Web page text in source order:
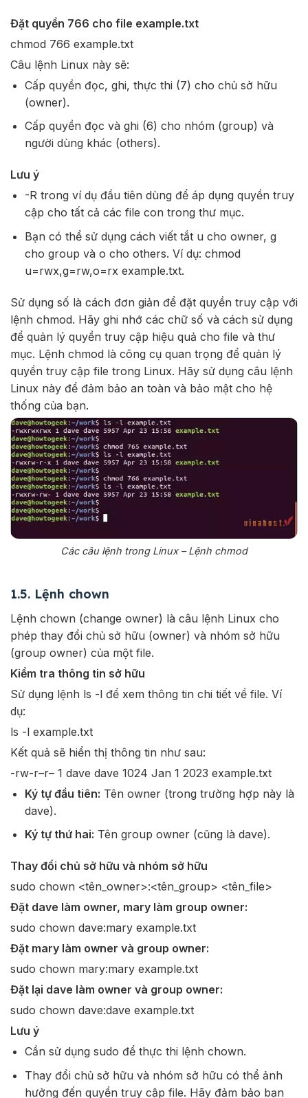
Đặt quyền 766 cho file example.txt
chmod 766 example.txt
Câu lệnh Linux này sẽ:
Cấp quyền đọc, ghi, thực thi (7) cho chủ sở hữu
(owner).
Cấp quyền đọc và ghi (6) cho nhóm (group) và
người dùng khác (others).
Lưu ý
-R trong ví dụ đầu tiên dùng để áp dụng quyền truy
cập cho tất cả các file con trong thư mục.
Bạn có thể sử dụng cách viết tắt u cho owner, g
cho group và o cho others. Ví dụ: chmod
u=rwx,g=rw,o=rx example.txt.
Sử dụng số là cách đơn giản để đặt quyền truy cập với
lệnh chmod. Hãy ghi nhớ các chữ số và cách sử dụng
để quản lý quyền truy cập hiệu quả cho file và thư
mục. Lệnh chmod là công cụ quan trọng để quản lý
quyền truy cập file trong Linux. Hãy sử dụng câu lệnh
Linux này để đảm bảo an toàn và bảo mật cho hệ
thống của bạn.
Các câu lệnh trong Linux – Lệnh chmod
1.5. Lệnh chown
Lệnh chown (change owner) là câu lệnh Linux cho
phép thay đổi chủ sở hữu (owner) và nhóm sở hữu
(group owner) của một file.
Kiểm tra thông tin sở hữu
Sử dụng lệnh ls -l để xem thông tin chi tiết về file. Ví
dụ:
ls -l example.txt
Kết quả sẽ hiển thị thông tin như sau:
-rw-r–r– 1 dave dave 1024 Jan 1 2023 example.txt
Ký tự đầu tiên: Tên owner (trong trường hợp này là
dave).
Ký tự thứ hai: Tên group owner (cũng là dave).
Thay đổi chủ sở hữu và nhóm sở hữu
sudo chown <tên_owner>:<tên_group> <tên_file>
Đặt dave làm owner, mary làm group owner:
sudo chown dave:mary example.txt
Đặt mary làm owner và group owner:
sudo chown mary:mary example.txt
Đặt lại dave làm owner và group owner:
sudo chown dave:dave example.txt
Lưu ý
Cần sử dụng sudo để thực thi lệnh chown.
Thay đổi chủ sở hữu và nhóm sở hữu có thể ảnh
hưởng đến quyền truy cập file. Hãy đảm bảo bạn